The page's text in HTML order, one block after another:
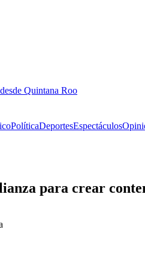
Quintana Roo
PolíticaDeportesEspectáculos
para crear